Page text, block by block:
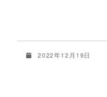
2022年12月19日